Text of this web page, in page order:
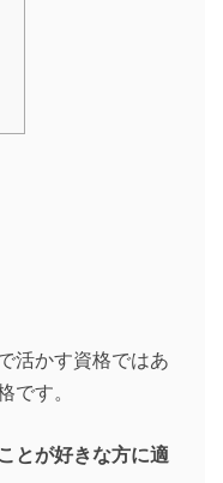
活かす資格ではあ
です。
とが好きな方に適